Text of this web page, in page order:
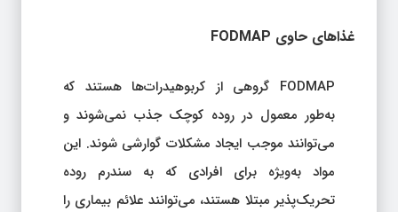
غذاهای حاوی FODMAP
FODMAP گروهی از کربوهیدرات‌ها هستند که
به‌طور معمول در روده کوچک جذب نمی‌شوند و
می‌توانند موجب ایجاد مشکلات گوارشی شوند. این
مواد به‌ویژه برای افرادی که به سندرم روده
تحریک‌پذیر مبتلا هستند، می‌توانند علائم بیماری را